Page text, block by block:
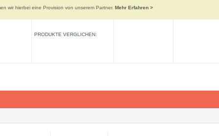
wir hierbei eine Provision von unserem Partner. Mehr Erfahren >
PRODUKTE VERGLICHEN: